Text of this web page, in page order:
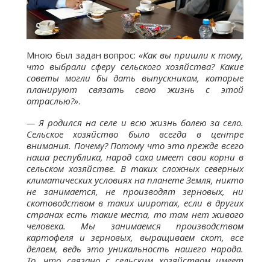
Мною был задан вопрос: «Как вы пришли к тому,
что выбрали сферу сельского хозяйства? Какие
советы могли бы дать выпускникам, которые
планируют связать свою жизнь с этой
отраслью?».
— Я родился на селе и всю жизнь болею за село.
Сельское хозяйство было всегда в центре
внимания. Почему? Потому что это прежде всего
наша республика, народ саха имеет свои корни в
сельском хозяйстве. В таких сложных северных
климатических условиях на планете Земля, никто
не занимается, не производят зерновых, ни
скотоводством в таких широтах, если в других
странах есть такие места, то там нет живого
человека. Мы занимаемся производством
картофеля и зерновых, выращиваем скот, все
делаем, ведь это уникальность нашего народа.